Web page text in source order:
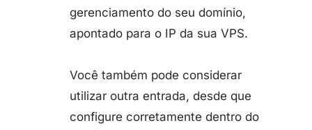
gerenciamento do seu domínio,
apontado para o IP da sua VPS.
Você também pode considerar
utilizar outra entrada, desde que
configure corretamente dentro do